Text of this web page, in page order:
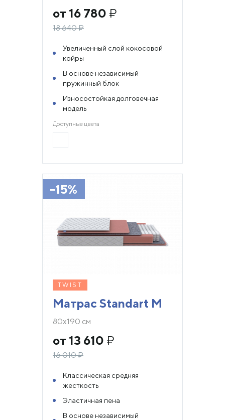
от 16 780 ₽
18 640₽
Увеличенный слой кокосовой
койры
В основе независимый
пружинный блок
Износостойкая долговечная
модель
Доступные цвета
-15%
TWIST
Матрас Standart M
80х190 см
от 13 610 ₽
16 010₽
Классическая средняя
жесткость
Эластичная пена
В основе независимый